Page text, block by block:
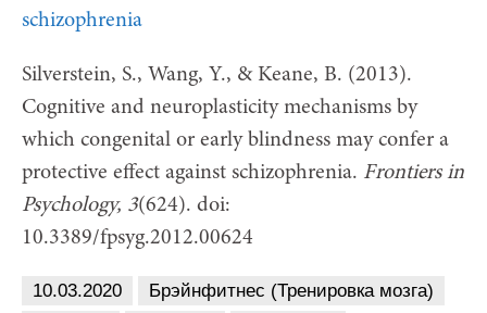
schizophrenia
Silverstein, S., Wang, Y., & Keane, B. (2013).
Cognitive and neuroplasticity mechanisms by
which congenital or early blindness may confer a
protective effect against schizophrenia. Frontiers in
Psychology, 3(624). doi:
10.3389/fpsyg.2012.00624
10.03.2020
Брэйнфитнес (Тренировка мозга)